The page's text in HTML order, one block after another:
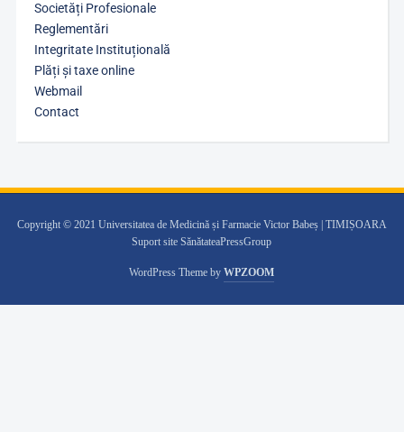
Societăți Profesionale
Reglementări
Integritate Instituțională
Plăți și taxe online
Webmail
Contact
Copyright © 2021 Universitatea de Medicină și Farmacie Victor Babeș | TIMIȘOARA
Suport site SănătateaPressGroup
WordPress Theme byWPZOOM